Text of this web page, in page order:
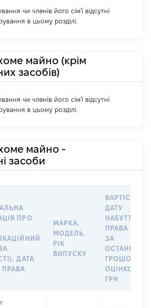
чи членів його сім'ї відсутні
в цьому розділі.
майно (крім
засобів)
чи членів його сім'ї відсутні
в цьому розділі.
майно -
засоби
ПРО
ДАТА
ПРАВА
МАРКА,
МОДЕЛЬ,
РІК
ВИПУСКУ
ВАРТІСТЬ НА
ДАТУ
НАБУТТЯ
ПРАВА АБО
ЗА
ГРОШОВОЮ
ОЦІНКОЮ,
ГРН